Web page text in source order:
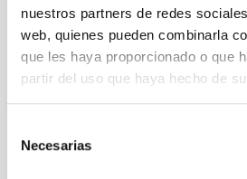
nuestros partners de redes
web, quienes pueden combinarla
que les haya proporcionado o que
partir del uso que haya hecho de
Necesarias
Visitantes de la exposición
Créditos: Daniel López/IAC.